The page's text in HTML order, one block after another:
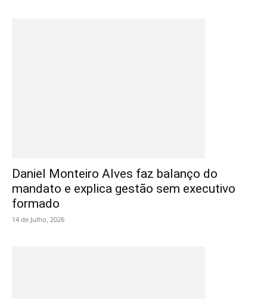
Daniel Monteiro Alves faz balanço do
mandato e explica gestão sem executivo
formado
14 de Julho, 2026